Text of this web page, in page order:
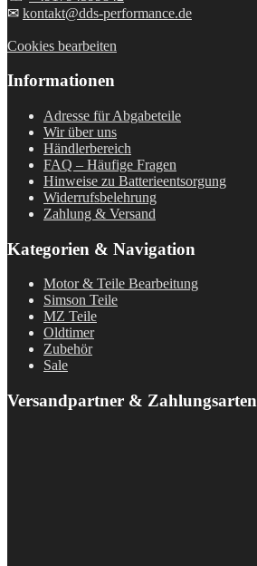
✉ kontakt@dds-performance.de
Cookies bearbeiten
Informationen
Adresse für Abgabeteile
Wir über uns
Händlerbereich
FAQ – Häufige Fragen
Hinweise zu Batterieentsorgung
Widerrufsbelehrung
Zahlung & Versand
Kategorien & Navigation
Motor & Teile Bearbeitung
Simson Teile
MZ Teile
Oldtimer
Zubehör
Sale
Versandpartner & Zahlungsarten